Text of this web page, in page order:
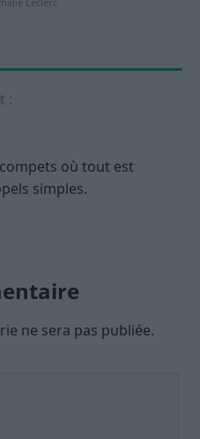
:
où tout est
simples.
ne sera pas publiée.